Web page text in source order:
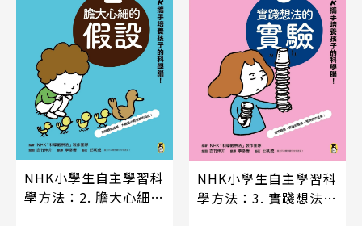
NHK小學生自主學習科
學方法：2. 膽大心細的
NHK小學生自主學習科
學方法：3. 實踐想法的